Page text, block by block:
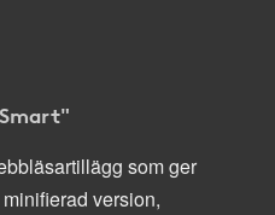
som ger
version,